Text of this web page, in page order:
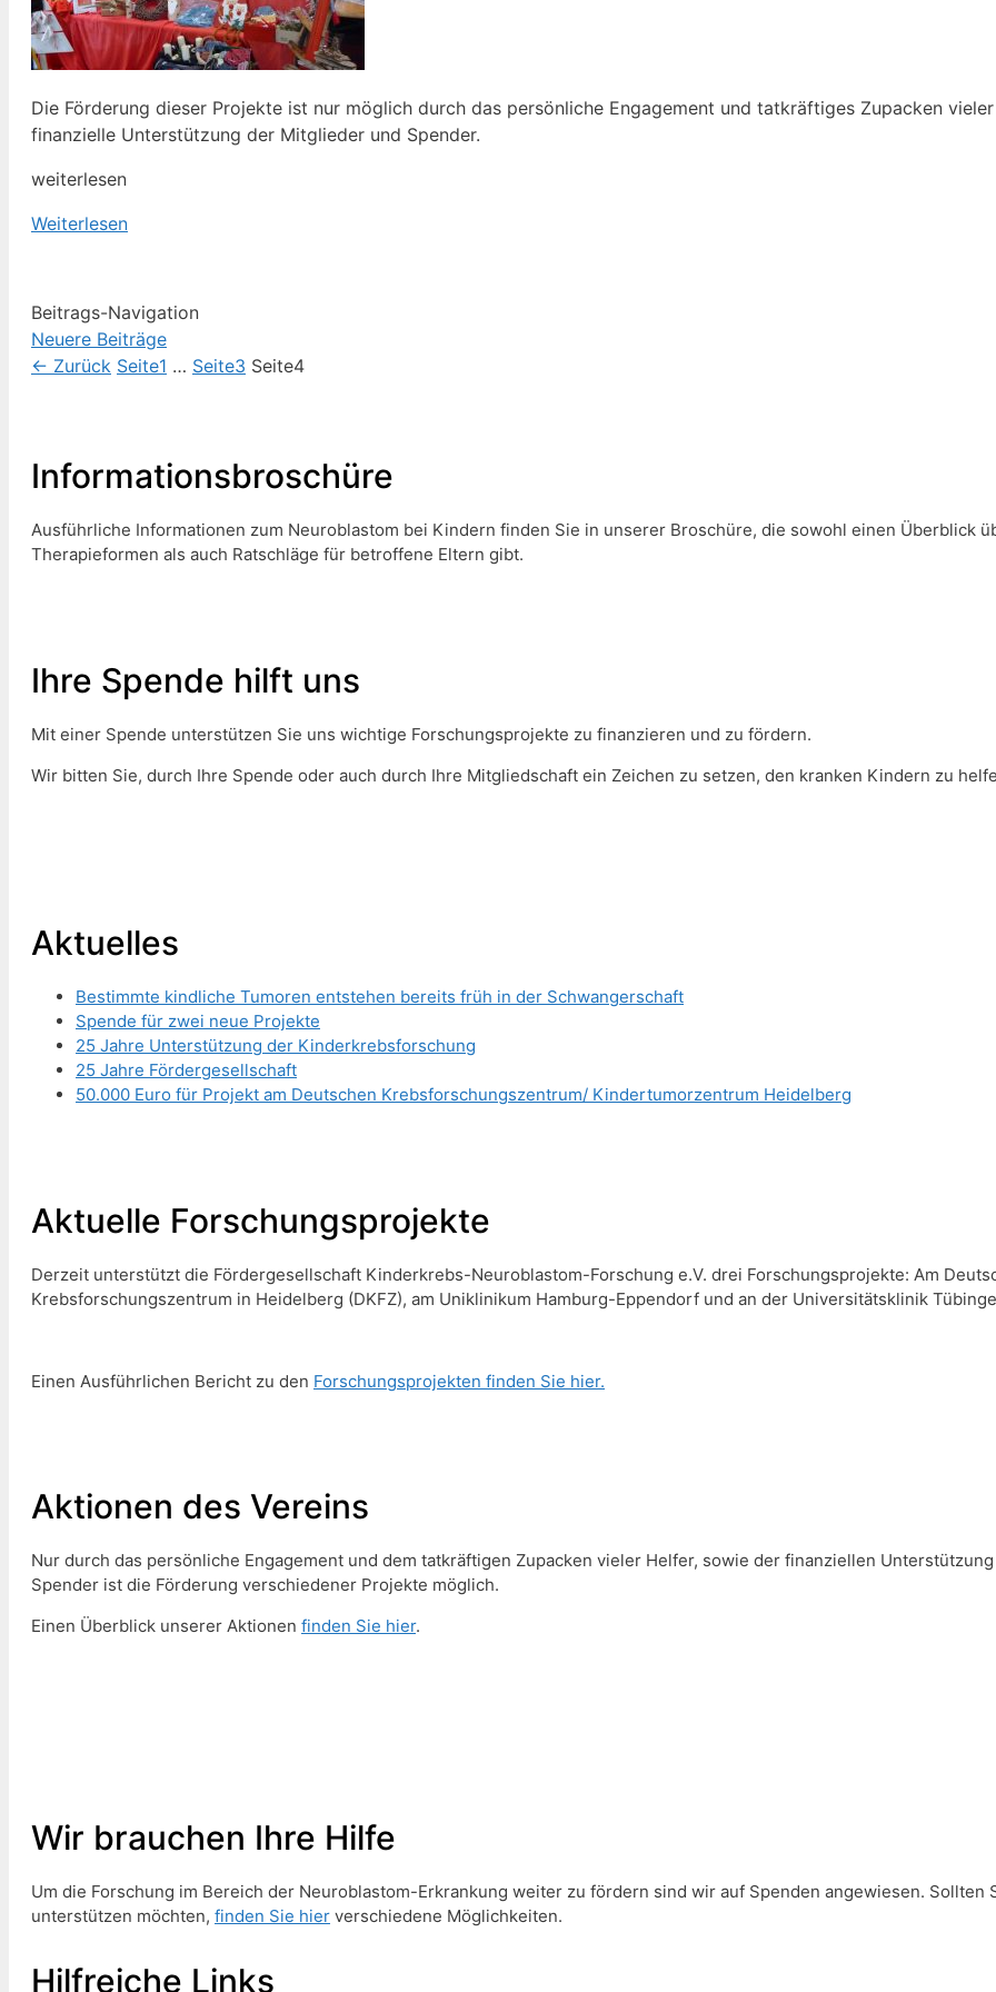
Die Förderung dieser Projekte ist nur möglich durch das persönliche Engagement und tatkräftiges Zupacken
finanzielle Unterstützung der Mitglieder und Spender.
weiterlesen
Weiterlesen
Beitrags-Navigation
Neuere Beiträge
← Zurück Seite1 … Seite3 Seite4
Informationsbroschüre
Ausführliche Informationen zum Neuroblastom bei Kindern finden Sie in unserer Broschüre, die sowohl einen Überblick
Therapieformen als auch Ratschläge für betroffene Eltern gibt.
Ihre Spende hilft uns
Mit einer Spende unterstützen Sie uns wichtige Forschungsprojekte zu finanzieren und zu fördern.
Wir bitten Sie, durch Ihre Spende oder auch durch Ihre Mitgliedschaft ein Zeichen zu setzen, den kranken Kindern zu
Aktuelles
Bestimmte kindliche Tumoren entstehen bereits früh in der Schwangerschaft
Spende für zwei neue Projekte
25 Jahre Unterstützung der Kinderkrebsforschung
25 Jahre Fördergesellschaft
50.000 Euro für Projekt am Deutschen Krebsforschungszentrum/ Kindertumorzentrum Heidelberg
Aktuelle Forschungsprojekte
Derzeit unterstützt die Fördergesellschaft Kinderkrebs-Neuroblastom-Forschung e.V. drei Forschungsprojekte: Am
Krebsforschungszentrum in Heidelberg (DKFZ), am Uniklinikum Hamburg-Eppendorf und an der Universitätsklinik
Einen Ausführlichen Bericht zu den Forschungsprojekten finden Sie hier.
Aktionen des Vereins
Nur durch das persönliche Engagement und dem tatkräftigen Zupacken vieler Helfer, sowie der finanziellen
Spender ist die Förderung verschiedener Projekte möglich.
Einen Überblick unserer Aktionen finden Sie hier.
Wir brauchen Ihre Hilfe
Um die Forschung im Bereich der Neuroblastom-Erkrankung weiter zu fördern sind wir auf Spenden angewiesen. Sollten
unterstützen möchten, finden Sie hier verschiedene Möglichkeiten.
Hilfreiche Links